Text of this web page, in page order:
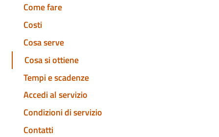
Come fare
Costi
Cosa serve
Cosa si ottiene
Tempi e scadenze
Accedi al servizio
Condizioni di servizio
Contatti